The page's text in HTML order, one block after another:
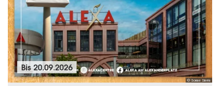
© Sonae Sierra
Bis20.09.2026